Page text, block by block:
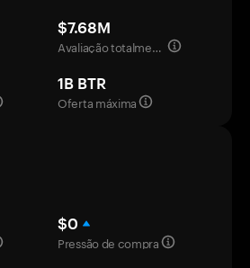
$7.68M
Avaliação totalmente diluída
1B BTR
Oferta máxima
$0
Pressão de compra